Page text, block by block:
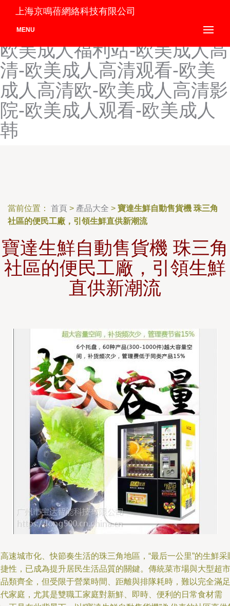
欧美成人福利网-欧美成人福
利网站-欧美成人福利影院-
欧美成人福利站-欧美成人高
清-欧美成人高清观看-欧美
成人高清欧-欧美成人高清影
院-欧美成人观看-欧美成人
韩
上海京鳴蓓網絡科技有限公司
MENU
當前位置： 首頁 > 產品大全 > 寶達生鮮自動售貨機 珠三角
社區的便民工廠，引領生鮮直供新潮流
寶達生鮮自動售貨機 珠三角
社區的便民工廠，引領生鮮
直供新潮流
速城市化、快節奏生活的珠三角地區，“最后一公里”的生鮮采
性，已成為提升居民生活品質的關鍵。傳統菜市場與大型超市
類齊全，但受限于營業時間、距離與排隊耗時，難以完全滿足
家庭，尤其是雙職工家庭對新鮮、即時、便利的日常食材需